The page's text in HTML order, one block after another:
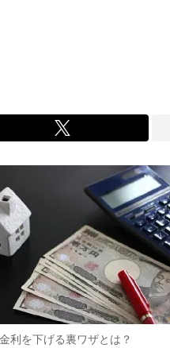
利を下げる裏ワザとは？